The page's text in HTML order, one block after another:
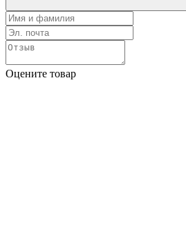
Оцените товар